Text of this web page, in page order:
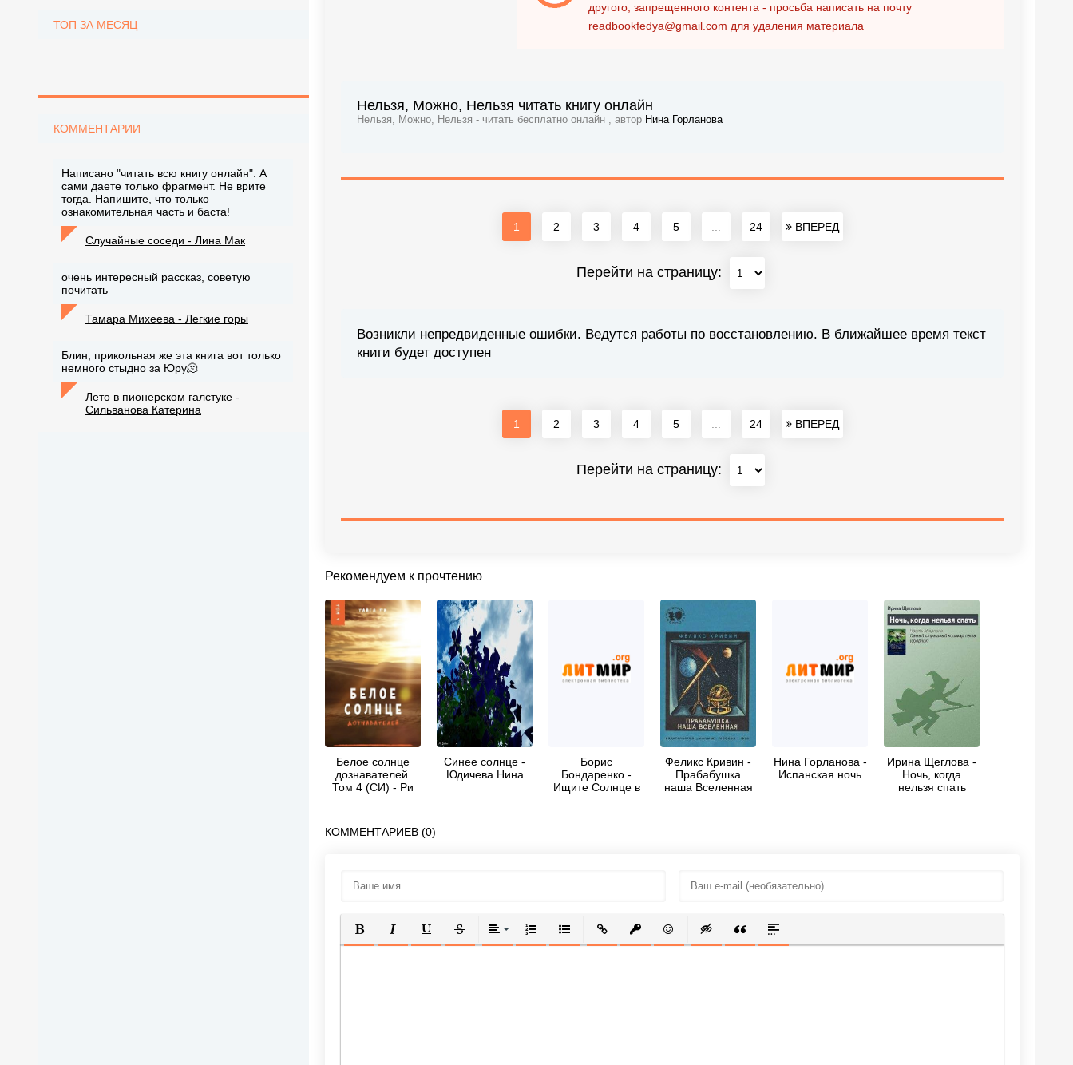
другого, запрещенного контента - просьба написать на почту
readbookfedya@gmail.com для удаления материала
Нельзя, Можно, Нельзя читать книгу онлайн
Нельзя, Можно, Нельзя - читать бесплатно онлайн , автор Нина Горланова
1 2 3 4 5 24 ВПЕРЕД
Перейти на страницу:
Возникли непредвиденные ошибки. Ведутся работы по восстановлению. В ближайшее время текст
книги будет доступен
1 2 3 4 5 24 ВПЕРЕД
Перейти на страницу:
Рекомендуем к прочтению
Белое солнце
дознавателей.
Том 4 (СИ) - Ри
Синее солнце -
Юдичева Нина
Борис
Бондаренко -
Ищите Солнце в
Феликс Кривин -
Прабабушка
наша Вселенная
Нина Горланова -
Испанская ночь
Ирина Щеглова -
Ночь, когда
нельзя спать
КОММЕНТАРИЕВ (0)
ПОЛУЖИРНЫЙ
КУРСИВПОДЧЕРКНУТЫЙ
ЗАЧЕРКНУТЫЙВЫРАВНИВАНИЕ
НУМЕРОВАННЫЙ СПИСОК
МАРКИРОВАННЫЙ СПИСОК
ВСТАВИТЬ ССЫЛКУ
ВСТАВИТЬ ЗАЩИЩЕННУЮ ССЫЛКУ
ВСТАВИТЬ СМАЙЛИК
ВСТАВКА СКРЫТОГО ТЕКСТА
ВСТАВКА ЦИТАТЫ
ВСТАВКА СПОЙЛЕРА
ТОП ЗА МЕСЯЦ
КОММЕНТАРИИ
Написано "читать всю книгу онлайн". А
сами даете только фрагмент. Не врите
тогда. Напишите, что только
ознакомительная часть и баста!
Случайные соседи - Лина Мак
очень интересный рассказ, советую
почитать
Тамара Михеева - Легкие горы
Блин, прикольная же эта книга вот только
немного стыдно за Юру🫠
Лето в пионерском галстуке -
Сильванова Катерина